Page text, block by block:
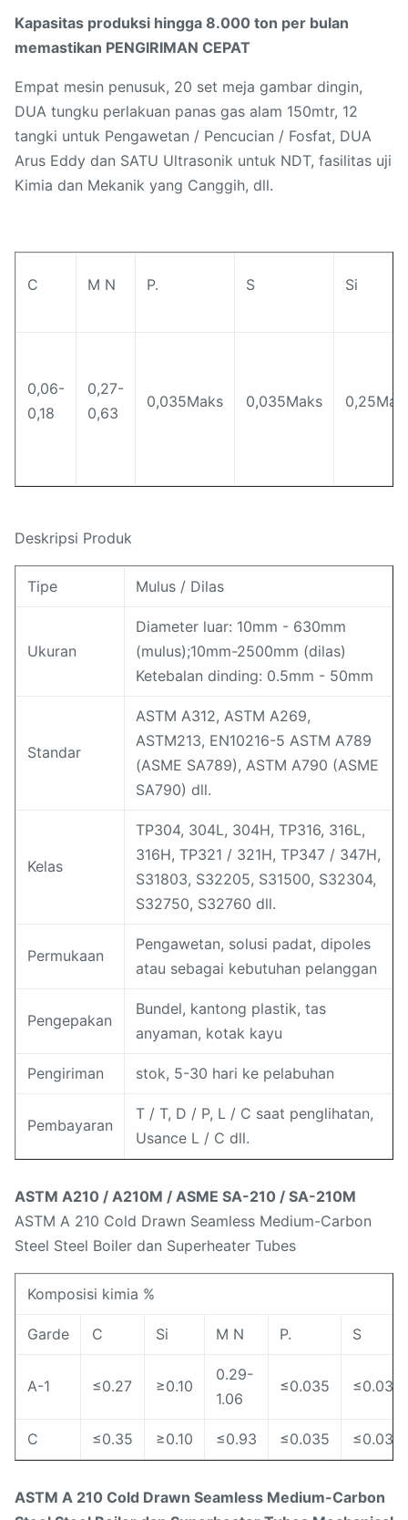
Kapasitas produksi hingga 8.000 ton per bulan
memastikan PENGIRIMAN CEPAT
Empat mesin penusuk, 20 set meja gambar dingin,
DUA tungku perlakuan panas gas alam 150mtr, 12
tangki untuk Pengawetan / Pencucian / Fosfat, DUA
Arus Eddy dan SATU Ultrasonik untuk NDT, fasilitas uji
Kimia dan Mekanik yang Canggih, dll.
C M N P. S Si
0,06-
0,18
0,27-
0,63
0,035Maks 0,035Maks
Deskripsi Produk
Tipe Mulus / Dilas
Ukuran
Diameter luar: 10mm - 630mm
(mulus);10mm-2500mm (dilas)
Ketebalan dinding: 0.5mm - 50mm
Standar
ASTM A312, ASTM A269,
ASTM213, EN10216-5 ASTM A789
(ASME SA789), ASTM A790 (ASME
SA790) dll.
Kelas
TP304, 304L, 304H, TP316, 316L,
316H, TP321 / 321H, TP347 / 347H,
S31803, S32205, S31500, S32304,
S32750, S32760 dll.
Permukaan
Pengawetan, solusi padat, dipoles
atau sebagai kebutuhan pelanggan
Pengepakan
Bundel, kantong plastik, tas
anyaman, kotak kayu
Pengiriman stok, 5-30 hari ke pelabuhan
Pembayaran
T / T, D / P, L / C saat penglihatan,
Usance L / C dll.
ASTM A210 / A210M / ASME SA-210 / SA-210M
ASTM A 210 Cold Drawn Seamless Medium-Carbon
Steel Steel Boiler dan Superheater Tubes
Komposisi kimia %
Garde C Si M N P. S
A-1 ≤0.27 ≥0.10
0.29-
1.06
≤0.035 ≤0.035
C ≤0.35 ≥0.10 ≤0.93 ≤0.035 ≤0.035
ASTM A 210 Cold Drawn Seamless Medium-Carbon